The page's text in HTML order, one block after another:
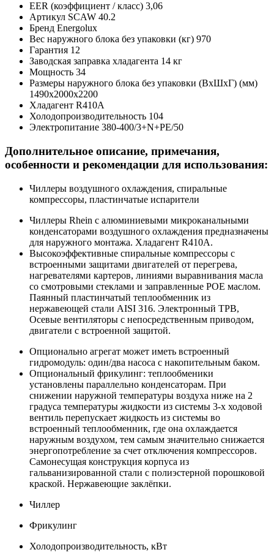
EER (коэффициент / класс) 3,06
Артикул SCAW 40.2
Бренд Energolux
Вес наружного блока без упаковки (кг) 970
Гарантия 12
Заводская заправка хладагента 14 кг
Мощность 34
Размеры наружного блока без упаковки (ВхШхГ) (мм)
1490x2000x2200
Хладагент R410A
Холодопроизводительность 104
Электропитание 380-400/3+N+PE/50
Дополнительное описание, примечания,
особенности и рекомендации для использования:
Чиллеры воздушного охлаждения, спиральные
компрессоры, пластинчатые испарители
Чиллеры Rhein c алюминиевыми микроканальными
конденсаторами воздушного охлаждения предназначены
для наружного монтажа. Хладагент R410A.
Высокоэффективные спиральные компрессоры с
встроенными защитами двигателей от перегрева,
нагревателями картеров, линиями выравнивания масла
со смотровыми стеклами и заправленные POE маслом.
Паянный пластинчатый теплообменник из
нержавеющей стали AISI 316. Электронный ТРВ,
Осевые вентиляторы с непосредственным приводом,
двигатели с встроенной защитой.
Опционально агрегат может иметь встроенный
гидромодуль: один/два насоса с накопительным баком.
Опциональный фрикулинг: теплообменики
установлены параллельно конденсаторам. При
снижении наружной температуры воздуха ниже на 2
градуса температуры жидкости из системы 3-х ходовой
вентиль перепускает жидкость из системы во
встроенный теплообменник, где она охлаждается
наружным воздухом, тем самым значительно снижается
энергопотребление за счет отключения компрессоров.
Самонесущая конструкция корпуса из
гальванизированной стали с полиэстерной порошковой
краской. Нержавеющие заклёпки.
Чиллер
Фрикулинг
Холодопроизводительность, кВт